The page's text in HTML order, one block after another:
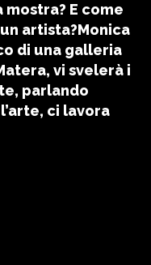
mostra? E come
artista?Monica
di una galleria
vi svelerà i
parlando
ci lavora